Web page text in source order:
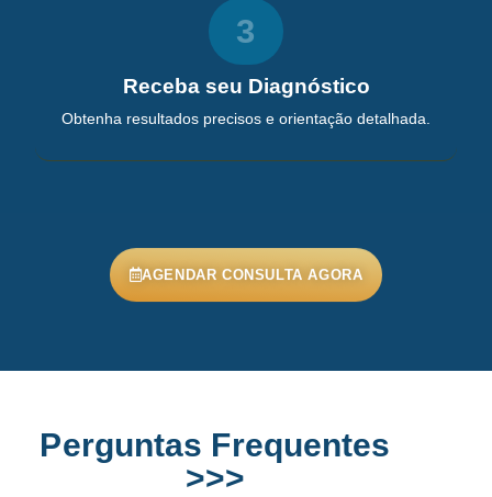
3
Receba seu Diagnóstico
Obtenha resultados precisos e orientação detalhada.
AGENDAR CONSULTA AGORA
Perguntas Frequentes
>>>